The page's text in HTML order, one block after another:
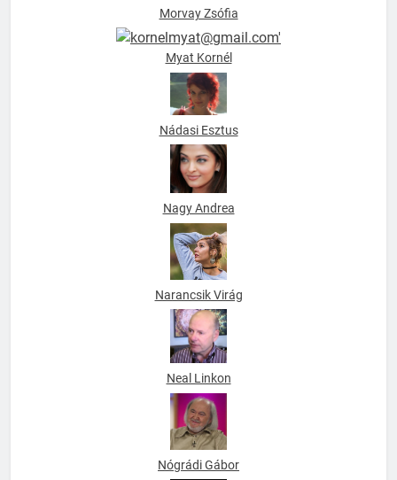
Morvay Zsófia
Myat Kornél
Nádasi Esztus
Nagy Andrea
Narancsik Virág
Neal Linkon
Nógrádi Gábor